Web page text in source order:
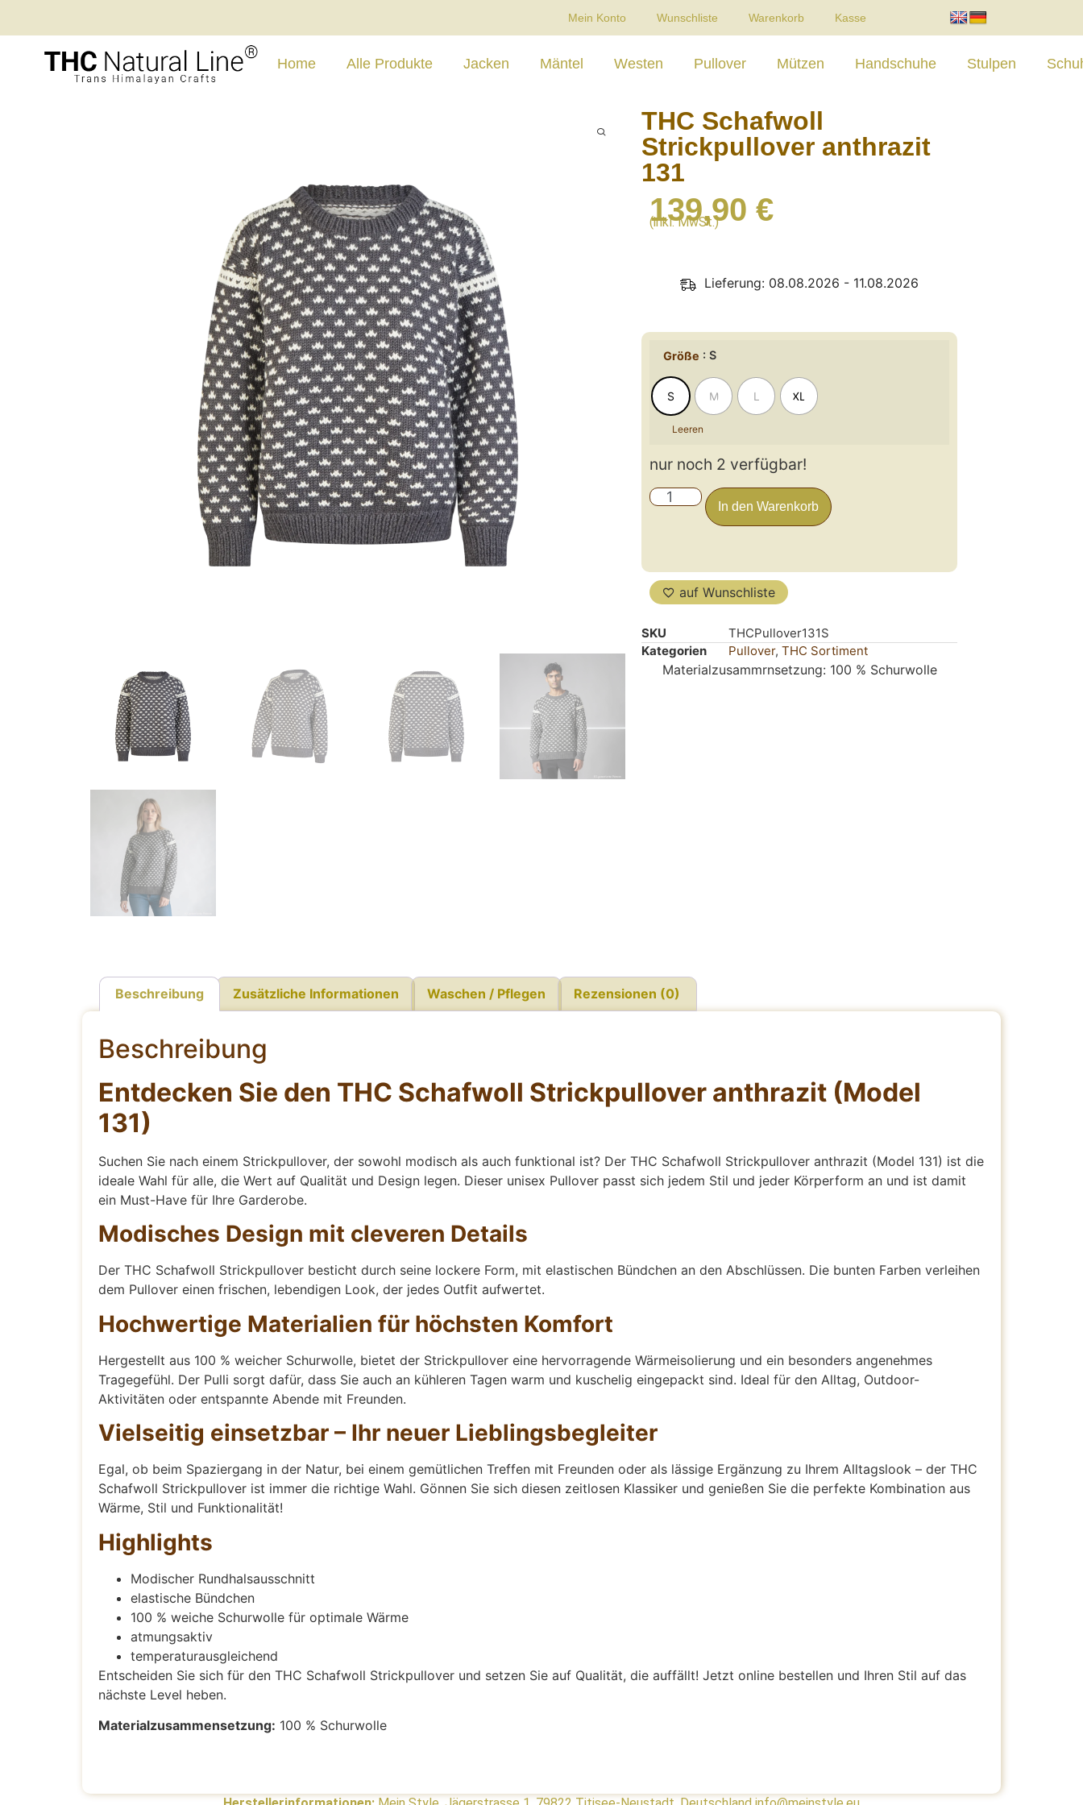
Mein Konto Wunschliste Warenkorb Kasse
Home Alle Produkte Jacken Mäntel Westen Pullover Mützen Handschuhe Stulpen
THC Schafwoll
Strickpullover anthrazit
131
139,90 €
(inkl. MwSt.)
Lieferung: 08.08.2026 - 11.08.2026
Größe : S
S M L XL
Leeren
nur noch 2 verfügbar!
In den Warenkorb
auf Wunschliste
SKU
THCPullover131S
Kategorien
Pullover, THC Sortiment
Materialzusammrnsetzung: 100 % Schurwolle
Beschreibung Zusätzliche Informationen Waschen / Pflegen Rezensionen (0)
Beschreibung
Entdecken Sie den THC Schafwoll Strickpullover anthrazit (Model
131)
Suchen Sie nach einem Strickpullover, der sowohl modisch als auch funktional ist? Der THC Schafwoll Strickpullover anthrazit (Model 131) ist die
ideale Wahl für alle, die Wert auf Qualität und Design legen. Dieser unisex Pullover passt sich jedem Stil und jeder Körperform an und ist damit
ein Must-Have für Ihre Garderobe.
Modisches Design mit cleveren Details
Der THC Schafwoll Strickpullover besticht durch seine lockere Form, mit elastischen Bündchen an den Abschlüssen. Die bunten Farben verleihen
dem Pullover einen frischen, lebendigen Look, der jedes Outfit aufwertet.
Hochwertige Materialien für höchsten Komfort
Hergestellt aus 100 % weicher Schurwolle, bietet der Strickpullover eine hervorragende Wärmeisolierung und ein besonders angenehmes
Tragegefühl. Der Pulli sorgt dafür, dass Sie auch an kühleren Tagen warm und kuschelig eingepackt sind. Ideal für den Alltag, Outdoor-
Aktivitäten oder entspannte Abende mit Freunden.
Vielseitig einsetzbar – Ihr neuer Lieblingsbegleiter
Egal, ob beim Spaziergang in der Natur, bei einem gemütlichen Treffen mit Freunden oder als lässige Ergänzung zu Ihrem Alltagslook – der THC
Schafwoll Strickpullover ist immer die richtige Wahl. Gönnen Sie sich diesen zeitlosen Klassiker und genießen Sie die perfekte Kombination aus
Wärme, Stil und Funktionalität!
Highlights
Modischer Rundhalsausschnitt
elastische Bündchen
100 % weiche Schurwolle für optimale Wärme
atmungsaktiv
temperaturausgleichend
Entscheiden Sie sich für den THC Schafwoll Strickpullover und setzen Sie auf Qualität, die auffällt! Jetzt online bestellen und Ihren Stil auf das
nächste Level heben.
Materialzusammensetzung: 100 % Schurwolle